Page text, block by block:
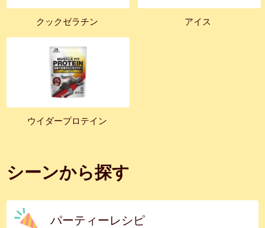
クックゼラチン アイス
ウイダープロテイン
シーンから探す
パーティーレシピ